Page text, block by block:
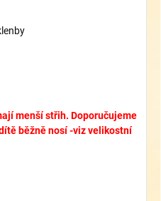
menší střih. Doporučujeme
běžně nosí -viz velikostní